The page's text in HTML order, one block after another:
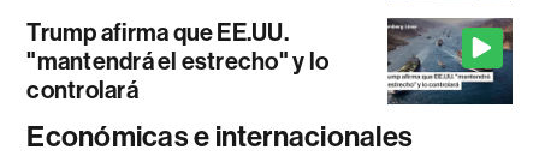
Trump afirma que EE.UU.
"mantendrá el estrecho" y lo
controlará
Económicas e internacionales